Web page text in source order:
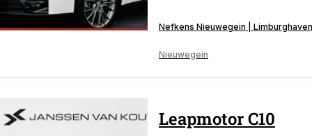
Nefkens Nieuwegein | Limburghaven
Nieuwegein
LeapmotorC10